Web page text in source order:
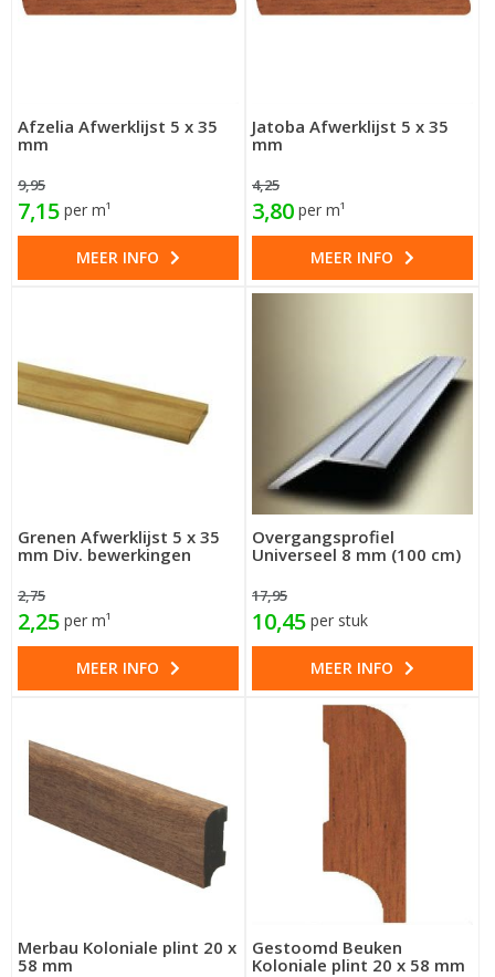
Afzelia Afwerklijst 5 x 35
mm
9,95
7,15 per m¹
MEER INFO
Jatoba Afwerklijst 5 x 35
mm
4,25
3,80 per m¹
MEER INFO
Grenen Afwerklijst 5 x 35
mm Div. bewerkingen
2,75
2,25 per m¹
MEER INFO
Overgangsprofiel
Universeel 8 mm (100 cm)
17,95
10,45 per stuk
MEER INFO
Merbau Koloniale plint 20 x
58 mm
Gestoomd Beuken
Koloniale plint 20 x 58 mm